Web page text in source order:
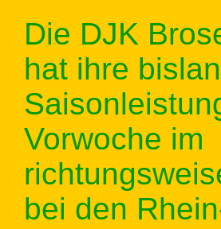
Die DJK
hat ihre
Vorwoche im
bei den